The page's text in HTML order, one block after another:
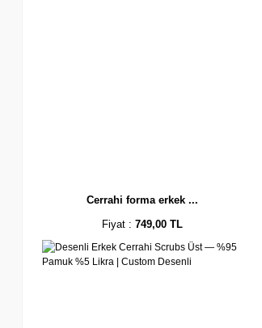
Cerrahi forma erkek ...
Fiyat :749,00 TL